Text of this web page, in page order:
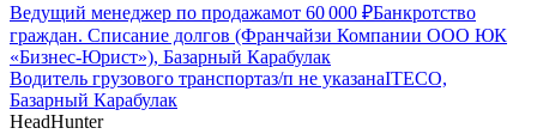
Ведущий менеджер по продажамот 60 000 ₽Банкротство
граждан. Списание долгов (Франчайзи Компании ООО ЮК
«Бизнес-Юрист»), Базарный Карабулак
Водитель грузового транспортаз/п не указанаITECO,
Базарный Карабулак
HeadHunter